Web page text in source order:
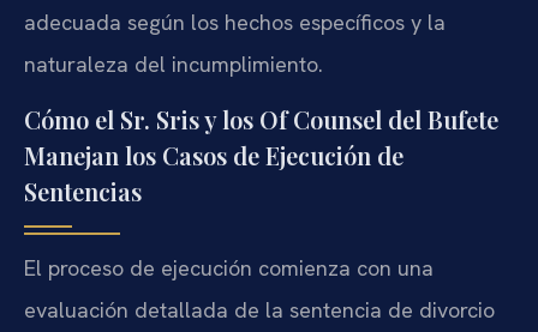
adecuada según los hechos específicos y la
naturaleza del incumplimiento.
Cómo el Sr. Sris y los Of Counsel del Bufete
Manejan los Casos de Ejecución de
Sentencias
El proceso de ejecución comienza con una
evaluación detallada de la sentencia de divorcio